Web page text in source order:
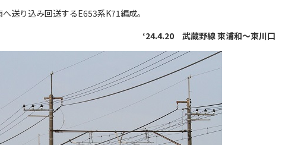
送り込み回送するE653系K71編成。
‘24.4.20 武蔵野線 東浦和～東川口